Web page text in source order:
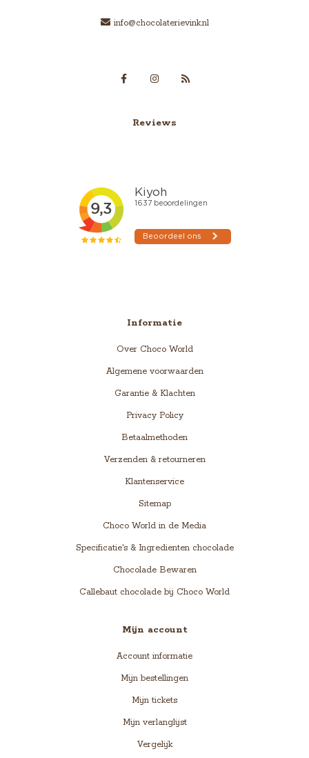
info@chocolaterievink.nl
Reviews
Informatie
Over Choco World
Algemene voorwaarden
Garantie & Klachten
Privacy Policy
Betaalmethoden
Verzenden & retourneren
Klantenservice
Sitemap
Choco World in de Media
Specificatie's & Ingredienten chocolade
Chocolade Bewaren
Callebaut chocolade bij Choco World
Mijn account
Account informatie
Mijn bestellingen
Mijn tickets
Mijn verlanglijst
Vergelijk